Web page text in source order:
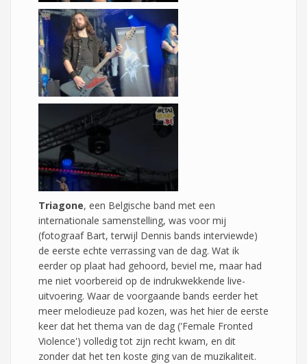
Triagone, een Belgische band met een
internationale samenstelling, was voor mij
(fotograaf Bart, terwijl Dennis bands interviewde)
de eerste echte verrassing van de dag. Wat ik
eerder op plaat had gehoord, beviel me, maar had
me niet voorbereid op de indrukwekkende live-
uitvoering. Waar de voorgaande bands eerder het
meer melodieuze pad kozen, was het hier de eerste
keer dat het thema van de dag ('Female Fronted
Violence') volledig tot zijn recht kwam, en dit
zonder dat het ten koste ging van de muzikaliteit.